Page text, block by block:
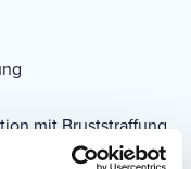
mit Bruststraffung
Brustreduktion